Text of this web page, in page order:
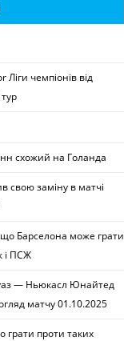
Ліги чемпіонів від
схожий на Голанда
свою заміну в матчі
Барселона може грати
і ПСЖ
— Ньюкасл Юнайтед
матчу 01.10.2025
грати проти таких